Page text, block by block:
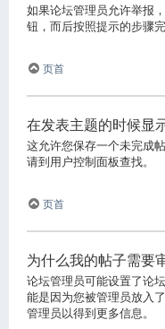
如果论坛管理员允许举报
钮，而后按照提示的步骤完
页首
在发表主题的时候显
这允许您保存一个未完成
请到用户控制面板查找。
页首
为什么我的帖子需要
论坛管理员可能设置了论
能是因为您被管理员放入
管理员以得到更多信息。